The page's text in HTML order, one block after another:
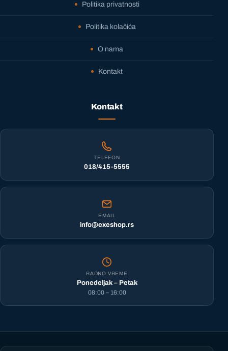
Politika privatnosti
Politika kolačića
O nama
Kontakt
Kontakt
TELEFON
018/415-5555
EMAIL
info@exeshop.rs
RADNO VREME
Ponedeljak – Petak
08:00 – 16:00